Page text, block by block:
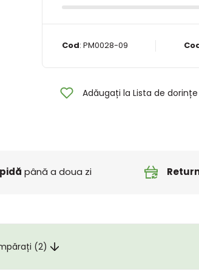
Cod: PM0028-09
Adăugați la Lista de dorințe
până a doua zi
(2)